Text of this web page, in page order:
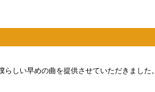
しい早めの曲を提供させていただきました。